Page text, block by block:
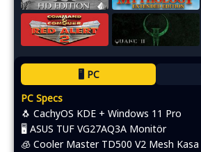
🖥️ PC
PC Specs
🐧 CachyOS KDE + Windows 11 Pro
🖥️ ASUS TUF VG27AQ3A Monitör
🧊 Cooler Master TD500 V2 Mesh Kasa